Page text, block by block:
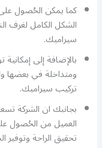
كما يمكن الحُصول
الشكل الكامل لغرف
سيراميك.
بالإضافة إلى
ومتداخلة في بعضها
تركيب سيراميك.
بجانبك ان الشركة
العميل من الحُصول
تحقيق الراحة وتوفير